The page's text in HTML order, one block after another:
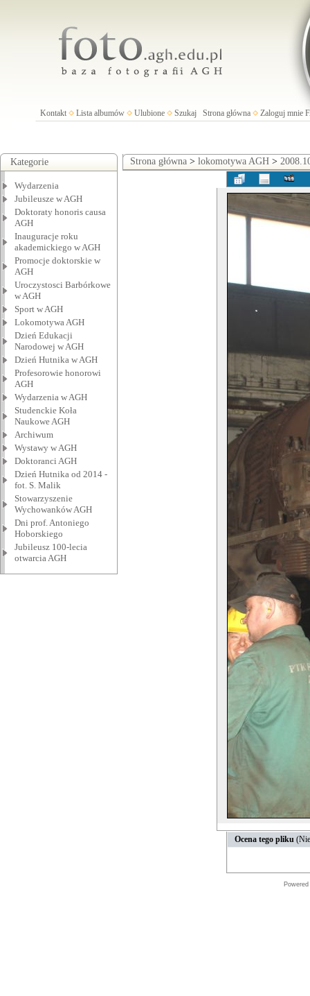
Kontakt Lista albumów Ulubione Szukaj Strona główna Zaloguj mnie
Kategorie
Wydarzenia
Jubileusze w AGH
Doktoraty honoris causa
AGH
Inauguracje roku
akademickiego w AGH
Promocje doktorskie w
AGH
Uroczystosci Barbórkowe
w AGH
Sport w AGH
Lokomotywa AGH
Dzień Edukacji
Narodowej w AGH
Dzień Hutnika w AGH
Profesorowie honorowi
AGH
Wydarzenia w AGH
Studenckie Koła
Naukowe AGH
Archiwum
Wystawy w AGH
Doktoranci AGH
Dzień Hutnika od 2014 -
fot. S. Malik
Stowarzyszenie
Wychowanków AGH
Dni prof. Antoniego
Hoborskiego
Jubileusz 100-lecia
otwarcia AGH
Strona główna > lokomotywa AGH >
Ocena tego pliku